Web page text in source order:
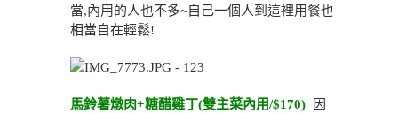
當,內用的人也不多~自己一個人到這裡用餐也
相當自在輕鬆!
馬鈴薯燉肉+糖醋雞丁(雙主菜內用/$170)
因